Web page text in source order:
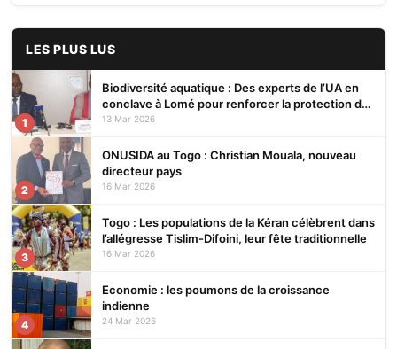
LES PLUS LUS
1
Biodiversité aquatique : Des experts de l’UA en
conclave à Lomé pour renforcer la protection des
écosystèmes
13 Mar 2026
2
ONUSIDA au Togo : Christian Mouala, nouveau
directeur pays
16 Mar 2026
3
Togo : Les populations de la Kéran célèbrent dans
l’allégresse Tislim-Difoini, leur fête traditionnelle
16 Mar 2026
4
Economie : les poumons de la croissance
indienne
24 Mar 2026